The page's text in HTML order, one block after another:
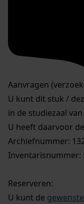
Aanvragen
U kunt dit stuk /
in de studiezaal
U heeft daarvoor
Archiefnummer:
Inventarisnummer:
Reserveren:
U kunt de